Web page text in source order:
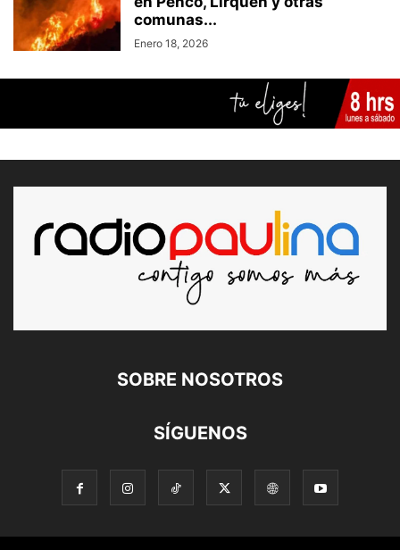
comunas...
Enero 18, 2026
SOBRE NOSOTROS
SÍGUENOS